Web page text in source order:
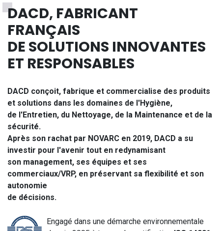
DACD, FABRICANT
FRANÇAIS
DE SOLUTIONS INNOVANTES
ET RESPONSABLES
DACD conçoit, fabrique et commercialise des produits
et solutions dans les domaines de l'Hygiène,
de l'Entretien, du Nettoyage, de la Maintenance et de la
sécurité.
Après son rachat par NOVARC en 2019, DACD a su
investir pour l'avenir tout en redynamisant
son management, ses équipes et ses
commerciaux/VRP, en préservant sa flexibilité et son
autonomie
de décisions.
Engagé dans une démarche environnementale